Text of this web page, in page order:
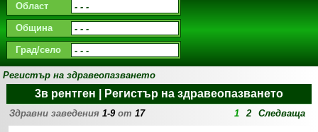
Област
Община
Град/село
Регистър на здравеопазването
3в рентген | Регистър на здравеопазването
Здравни заведения1-9от17 1 2 Следваща